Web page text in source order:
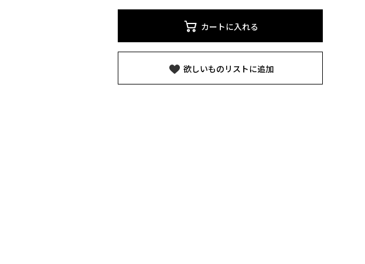
カートに入れる
欲しいものリストに追加